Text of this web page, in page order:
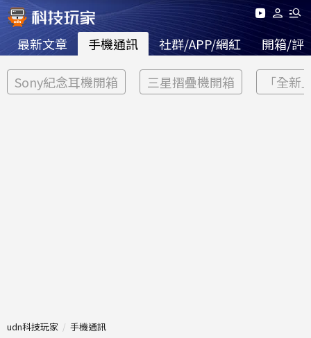
最新文章 手機通訊 社群/APP/網紅 開箱/評
Sony紀念耳機開箱 三星摺疊機開箱 「全新
udn科技玩家 手機通訊